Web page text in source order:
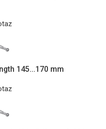
145...170 mm